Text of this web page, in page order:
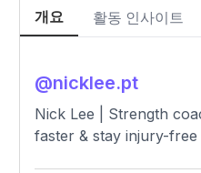
개요 활동 인사이트
@nicklee.pt
Nick Lee | Strength
faster & stay injury-